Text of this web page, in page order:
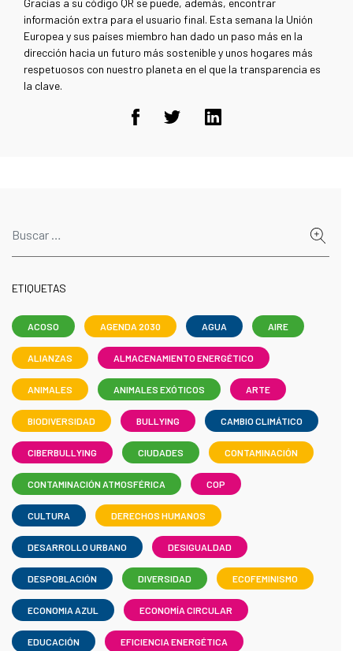
Gracias a su código QR se puede, además, encontrar
información extra para el usuario final. Esta semana la Unión
Europea y sus países miembro han dado un paso más en la
dirección hacia un futuro más sostenible y unos hogares más
respetuosos con nuestro planeta en el que la transparencia es
la clave.
ETIQUETAS
ACOSO AGENDA 2030 AGUA AIRE
ALIANZAS ALMACENAMIENTO ENERGÉTICO
ANIMALES ANIMALES EXÓTICOS ARTE
BIODIVERSIDAD BULLYING CAMBIO CLIMÁTICO
CIBERBULLYING CIUDADES CONTAMINACIÓN
CONTAMINACIÓN ATMOSFÉRICA COP
CULTURA DERECHOS HUMANOS
DESARROLLO URBANO DESIGUALDAD
DESPOBLACIÓN DIVERSIDAD ECOFEMINISMO
ECONOMIA AZUL ECONOMÍA CIRCULAR
EDUCACIÓN EFICIENCIA ENERGÉTICA